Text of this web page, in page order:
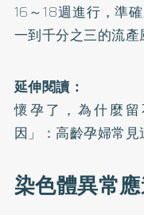
16～18週進行，準
一到千分之三的流產
延伸閱讀：
懷孕了，為什麼
因」：高齡孕婦常見
染色體異常